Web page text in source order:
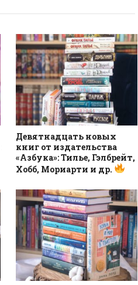
Девятнадцать новых
книг от издательства
«Азбука»: Тилье, Гэлбрейт,
Хобб, Мориарти и др.